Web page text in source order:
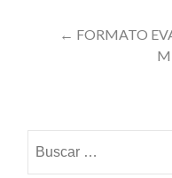
Post
← FORMATO